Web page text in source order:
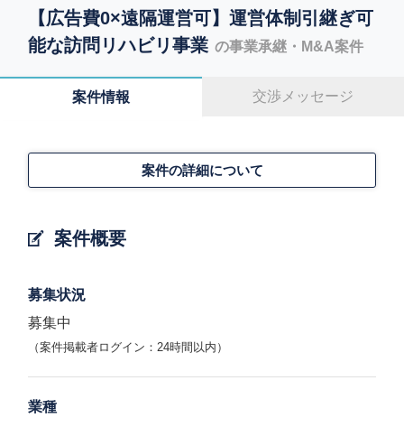
【広告費0×遠隔運営可】運営体制引継ぎ可
能な訪問リハビリ事業 の事業承継・M&A案件
案件情報 交渉メッセージ
案件概要
案件の詳細について
募集状況
募集中
（案件掲載者ログイン：24時間以内）
業種